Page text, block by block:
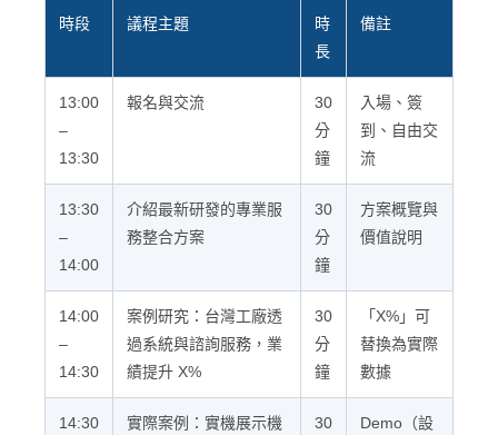
時段 議程主題
時
長
備註
13:00
–
13:30
報名與交流
30
分
鐘
入場、簽
到、自由交
流
13:30
–
14:00
介紹最新研發的專業服
務整合方案
30
分
鐘
方案概覽與
價值說明
14:00
–
14:30
案例研究：台灣工廠透
過系統與諮詢服務，業
績提升 X%
30
分
鐘
「X%」可
替換為實際
數據
14:30
實際案例：實機展示機
30
Demo（設